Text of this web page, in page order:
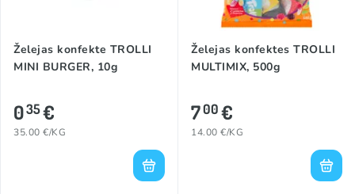
Želejas konfekte TROLLI
MINI BURGER, 10g
035€
35.00 €/KG
Želejas konfektes TROLLI
MULTIMIX, 500g
700€
14.00 €/KG